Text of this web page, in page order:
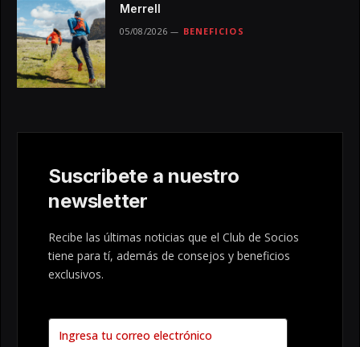
Merrell
05/08/2026 BENEFICIOS
Suscribete a nuestro
newsletter
Recibe las últimas noticias que el Club de Socios
tiene para tí, además de consejos y beneficios
exclusivos.